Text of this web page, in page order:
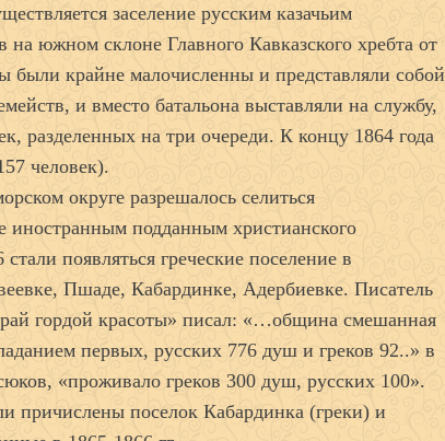
заселение русским казачьим
на южном склоне Главного Кавказского хребта от
были крайне малочисленны и представляли собой
и вместо батальона выставляли на службу,
разделенных на три очереди. К концу 1864 года
человек).
округе разрешалось селиться
иностранным подданным христианского
появляться греческие поселение в
Пшаде, Кабардинке, Адербиевке. Писатель
гордой красоты» писал: «…община смешанная
первых, русских 776 душ и греков 92..» в
«проживало греков 300 душ, русских 100».
причислены поселок Кабардинка (греки) и